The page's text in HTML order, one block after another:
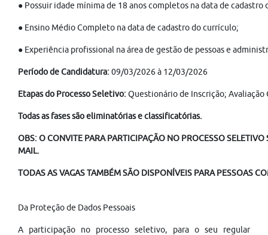
● Possuir idade mínima de 18 anos completos na data de cadastro
● Ensino Médio Completo na data de cadastro do currículo;
● Experiência profissional na área de gestão de pessoas e
Período de Candidatura:09/03/2026 à 12/03/2026
Etapas do Processo Seletivo:Questionário de Inscrição;
Todas as fases são eliminatórias e classificatórias.
OBS: O CONVITE PARA PARTICIPAÇÃO NO PROCESSO SELETIVO
MAIL.
TODAS AS VAGAS TAMBÉM SÃO DISPONÍVEIS PARA PESSOAS
Da Proteção de Dados Pessoais
A participação no processo seletivo, para o seu regular